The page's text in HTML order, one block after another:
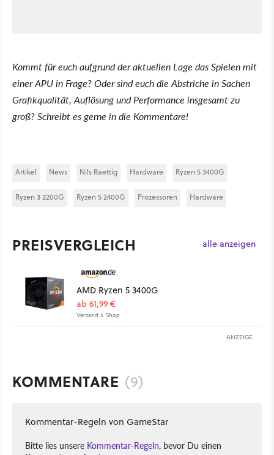
Kommt für euch aufgrund der aktuellen Lage das Spielen mit
einer APU in Frage? Oder sind euch die Abstriche in Sachen
Grafikqualität, Auflösung und Performance insgesamt zu
groß? Schreibt es gerne in die Kommentare!
Artikel News Nils Raettig Hardware Ryzen 5 3400G
Ryzen 3 2200G Ryzen 5 2400G Prozessoren Hardware
PREISVERGLEICH alle anzeigen
AMD Ryzen 5 3400G
ab 61,99 €
Versand s. Shop
ANZEIGE
KOMMENTARE (9)
Kommentar-Regeln von GameStar
Bitte lies unsere Kommentar-Regeln, bevor Du einen